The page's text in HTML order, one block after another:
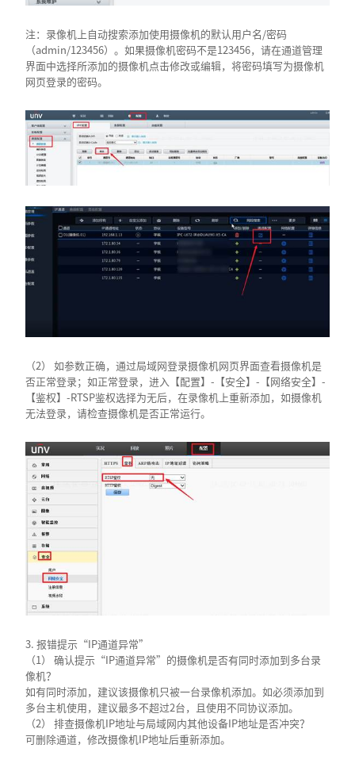
注：录像机上自动搜索添加使用摄像机的默认用户名/密码
（admin/123456）。如果摄像机密码不是123456，请在通道管理
界面中选择所添加的摄像机点击修改或编辑，将密码填写为摄像机
网页登录的密码。
（2） 如参数正确，通过局域网登录摄像机网页界面查看摄像机是
否正常登录；如正常登录，进入【配置】-【安全】-【网络安全】-
【鉴权】-RTSP鉴权选择为无后，在录像机上重新添加，如摄像机
无法登录，请检查摄像机是否正常运行。
3. 报错提示“IP通道异常”
（1） 确认提示“IP通道异常”的摄像机是否有同时添加到多台录
像机？
如有同时添加，建议该摄像机只被一台录像机添加。如必须添加到
多台主机使用，建议最多不超过2台，且使用不同协议添加。
（2） 排查摄像机IP地址与局域网内其他设备IP地址是否冲突？
可删除通道，修改摄像机IP地址后重新添加。